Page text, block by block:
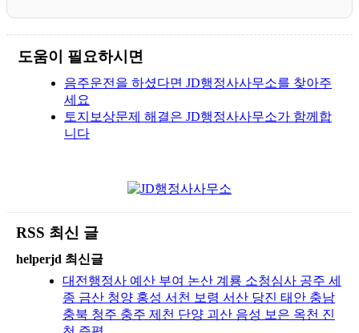
도움이 필요하시면
음주운전을 하셨다면 JD행정사사무소를 찾아주
세요
토지보상문제 해결은 JD행정사사무소가 함께합
니다
RSS 최신 글
helperjd 최신글
대전행정사 예산 부여 논산 계룡 소청심사 공주 세
종 금산 청양 홍성 서천 보령 서산 당진 태안 충남
충북 청주 충주 제천 단양 괴산 음성 보은 옥천 진